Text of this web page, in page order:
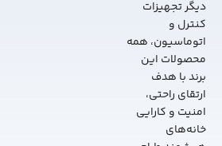
دیگر تجهیزات
کنترل و
اتوماسیون، همه
محصولات این
برند با هدف
ارتقای راحتی،
امنیت و کارایی
خانه‌های